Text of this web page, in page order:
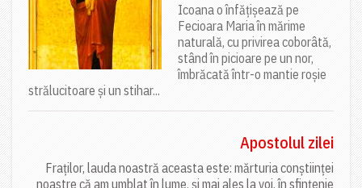
Icoana o înfățișează pe
Fecioara Maria în mărime
naturală, cu privirea coborâtă,
stând în picioare pe un nor,
îmbrăcată într-o mantie roșie
strălucitoare și un stihar...
Apostolul zilei
Fraților, lauda noastră aceasta este: mărturia conștiinței
noastre că am umblat în lume, și mai ales la voi, în sfințenie